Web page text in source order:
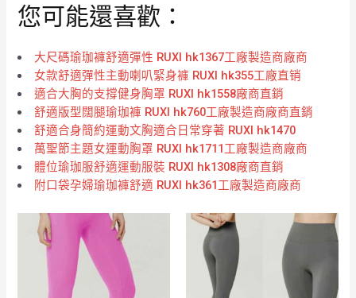
您可能還喜歡：
大尺碼瑜珈褲舒適彈性 RUXI hk1367工廠製造商廠商
女款舒適彈性主動喇叭緊身褲 RUXI hk355工廠直销
適合大胸的支撐健身胸罩 RUXI hk1558廠商直銷
舒適版型闊腿瑜珈褲 RUXI hk760工廠製造商廠商直銷
舒適合身簡約運動文胸適合日常穿著 RUXI hk1470
萬聖節主題女運動胸罩 RUXI hk1711工廠製造商廠商
體位瑜珈服舒適運動服裝 RUXI hk1308廠商直銷
附口袋孕婦瑜珈褲舒適 RUXI hk361工廠製造商廠商